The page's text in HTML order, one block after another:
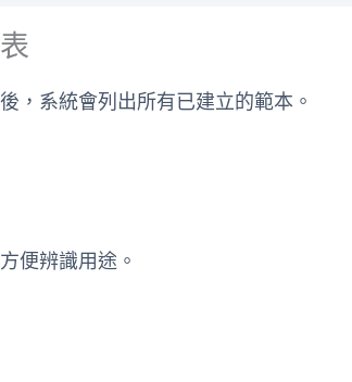
，系統會列出所有已建立的範本。
便辨識用途。